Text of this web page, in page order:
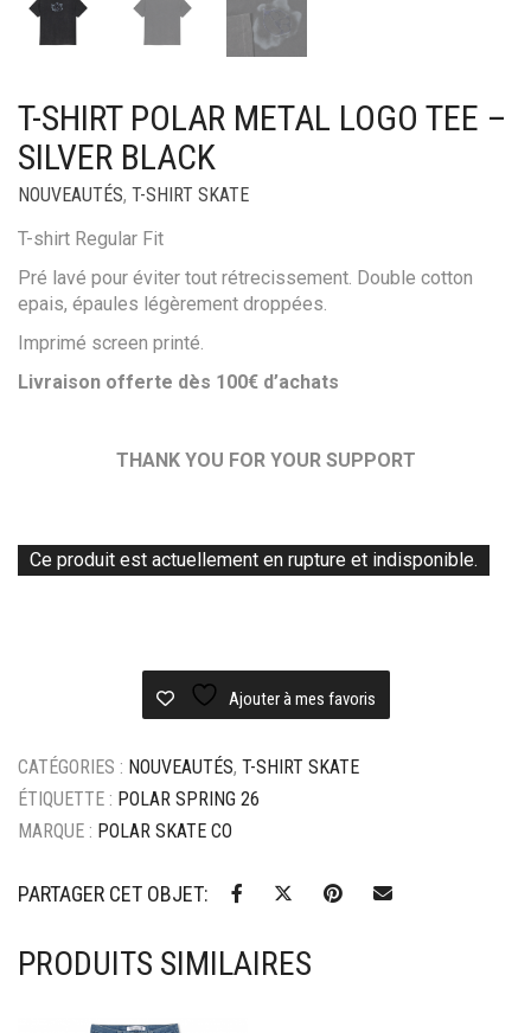
T-SHIRT POLAR METAL LOGO TEE –
SILVER BLACK
NOUVEAUTÉS, T-SHIRT SKATE
T-shirt Regular Fit
Pré lavé pour éviter tout rétrecissement. Double cotton
epais, épaules légèrement droppées.
Imprimé screen printé.
Livraison offerte dès 100€ d’achats
THANK YOU FOR YOUR SUPPORT
Ce produit est actuellement en rupture et indisponible.
Ajouter à mes favoris
CATÉGORIES : NOUVEAUTÉS, T-SHIRT SKATE
ÉTIQUETTE : POLAR SPRING 26
MARQUE : POLAR SKATE CO
PARTAGER CET OBJET:
PRODUITS SIMILAIRES